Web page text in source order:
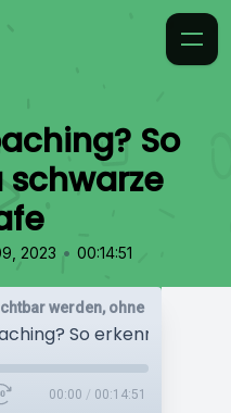
So
2023 • 00:14:51
00:00 / 00:14:51